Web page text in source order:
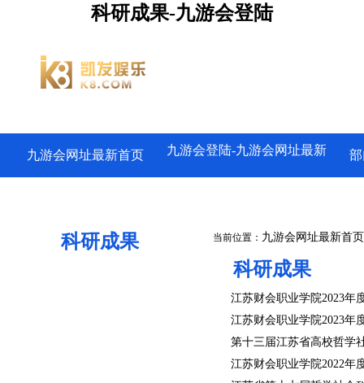
科研成果-九游会登陆
九游会网址最新首页 九游会登陆-九游会网址最新
科研成果 当前位置： 九游会网址最新首页
科研成果
江苏财会职业学院2023年
江苏财会职业学院2023年
第十三届江苏省高校哲学
江苏财会职业学院2022年